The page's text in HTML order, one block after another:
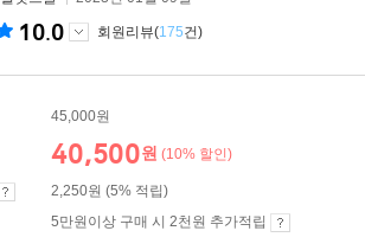
10.0 회원리뷰(175건)
45,000원
40,500원 (10% 할인)
2,250원 (5% 적립)
5만원이상 구매 시 2천원 추가적립